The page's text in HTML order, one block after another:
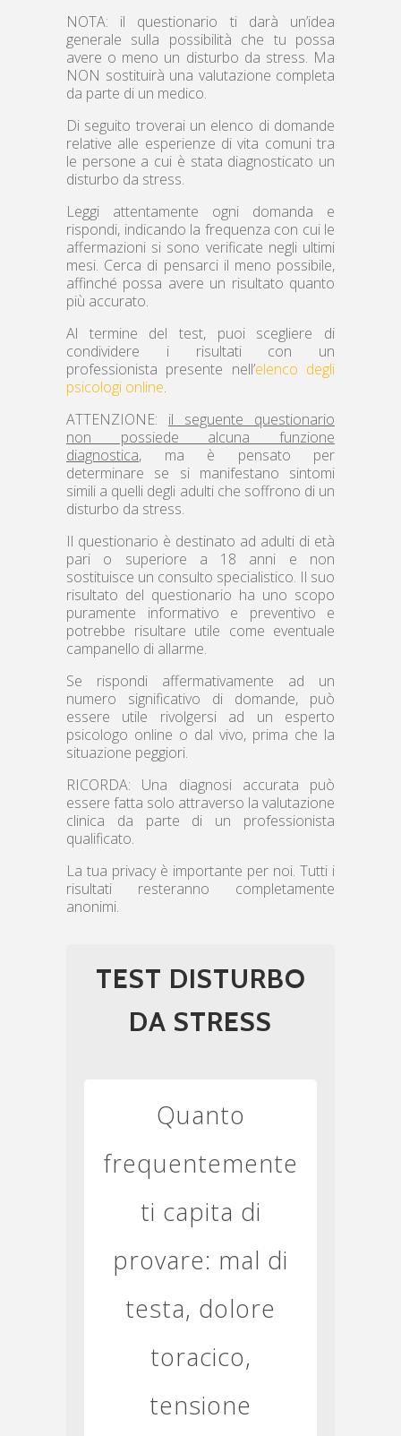
NOTA: il questionario ti darà un’idea
generale sulla possibilità che tu possa
avere o meno un disturbo da stress. Ma
NON sostituirà una valutazione completa
da parte di un medico.
Di seguito troverai un elenco di domande
relative alle esperienze di vita comuni tra
le persone a cui è stata diagnosticato un
disturbo da stress.
Leggi attentamente ogni domanda e
rispondi, indicando la frequenza con cui le
affermazioni si sono verificate negli ultimi
mesi. Cerca di pensarci il meno possibile,
affinché possa avere un risultato quanto
più accurato.
Al termine del test, puoi scegliere di
condividere i risultati con un
professionista presente nell’elenco degli
psicologi online.
ATTENZIONE: il seguente questionario
non possiede alcuna funzione
diagnostica, ma è pensato per
determinare se si manifestano sintomi
simili a quelli degli adulti che soffrono di un
disturbo da stress.
Il questionario è destinato ad adulti di età
pari o superiore a 18 anni e non
sostituisce un consulto specialistico. Il suo
risultato del questionario ha uno scopo
puramente informativo e preventivo e
potrebbe risultare utile come eventuale
campanello di allarme.
Se rispondi affermativamente ad un
numero significativo di domande, può
essere utile rivolgersi ad un esperto
psicologo online o dal vivo, prima che la
situazione peggiori.
RICORDA: Una diagnosi accurata può
essere fatta solo attraverso la valutazione
clinica da parte di un professionista
qualificato.
La tua privacy è importante per noi. Tutti i
risultati resteranno completamente
anonimi.
TEST DISTURBO
DA STRESS
Quanto
frequentemente
ti capita di
provare: mal di
testa, dolore
toracico,
tensione